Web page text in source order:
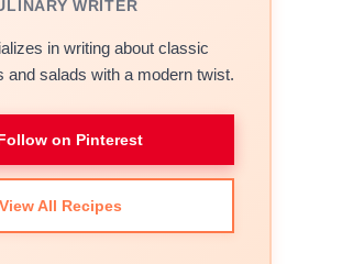
WRITER
in writing about classic
and salads with a modern twist.
on Pinterest
View All Recipes